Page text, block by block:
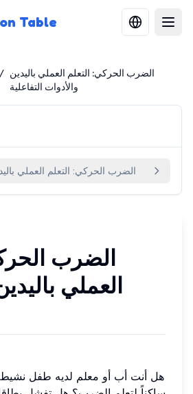
Table
/ الضرب الحركي: التعلم العملي باليدين
والأدوات التفاعلية
الضرب الحركي: التعلم العملي
الضرب
العملي
هل أنت أب أو معلم لديه طفل